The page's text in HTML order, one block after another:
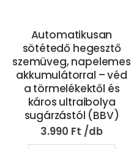
Automatikusan
sötétedő hegesztő
szemüveg, napelemes
akkumulátorral – véd
a törmelékektől és
káros ultraibolya
sugárzástól (BBV)
3.990 Ft